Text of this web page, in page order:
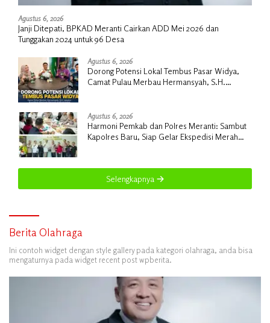
Agustus 6, 2026
Janji Ditepati, BPKAD Meranti Cairkan ADD Mei 2026 dan
Tunggakan 2024 untuk 96 Desa
Agustus 6, 2026
Dorong Potensi Lokal Tembus Pasar Widya,
Camat Pulau Merbau Hermansyah, S.H.
Agustus 6, 2026
Harmoni Pemkab dan Polres Meranti: Sambut
Kapolres Baru, Siap Gelar Ekspedisi Merah
Selengkapnya
Berita Olahraga
Ini contoh widget dengan style gallery pada kategori olahraga, anda bisa
mengaturnya pada widget recent post wpberita.